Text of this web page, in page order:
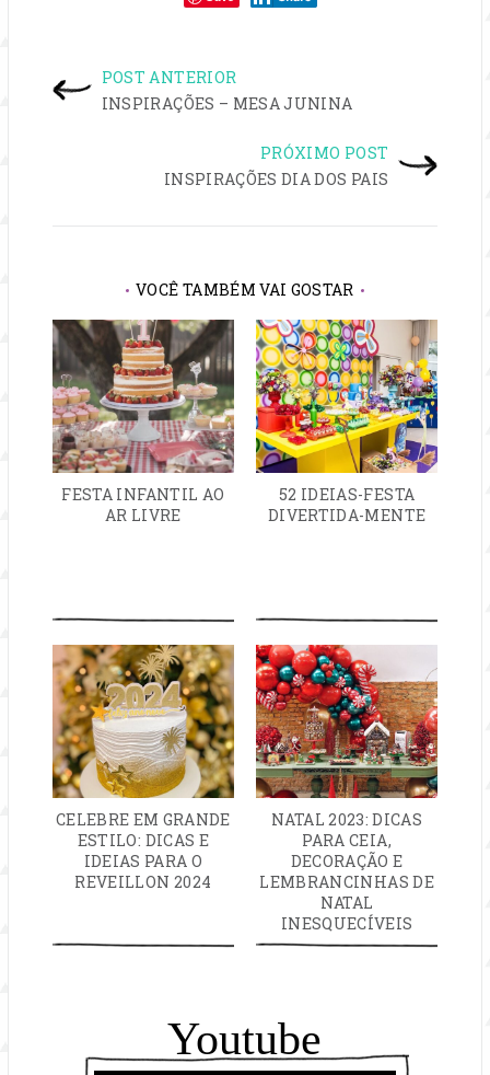
NAVEGAÇÃO
POST
POST ANTERIOR
INSPIRAÇÕES – MESA JUNINA
PRÓXIMO POST
INSPIRAÇÕES DIA DOS PAIS
VOCÊ TAMBÉM VAI GOSTAR
FESTA INFANTIL AO
AR LIVRE
52 IDEIAS-FESTA
DIVERTIDA-MENTE
CELEBRE EM GRANDE
ESTILO: DICAS E
IDEIAS PARA O
REVEILLON 2024
NATAL 2023: DICAS
PARA CEIA,
DECORAÇÃO E
LEMBRANCINHAS DE
NATAL
INESQUECÍVEIS
Youtube